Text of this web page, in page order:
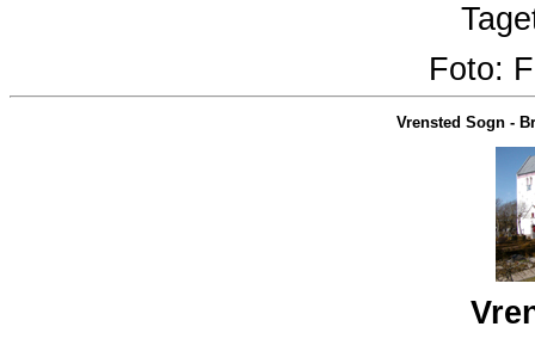
Foto:
Vrensted Sogn -